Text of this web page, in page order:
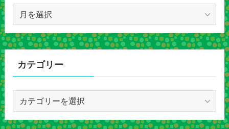
カ
イ
カテゴリー
ゴ